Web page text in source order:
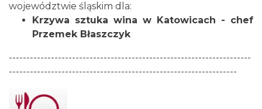
województwie śląskim dla:
Krzywa sztuka wina w Katowicach - chef
Przemek Błaszczyk
---------------------------------------------------------------------
-----------------------------------------------------------------